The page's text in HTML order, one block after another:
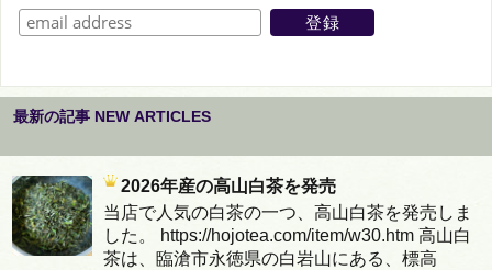
最新の記事 NEW ARTICLES
2026年産の高山白茶を発売
当店で人気の白茶の一つ、高山白茶を発売しま
した。 https://hojotea.com/item/w30.htm 高山白
茶は、臨滄市永徳県の白岩山にある、標高